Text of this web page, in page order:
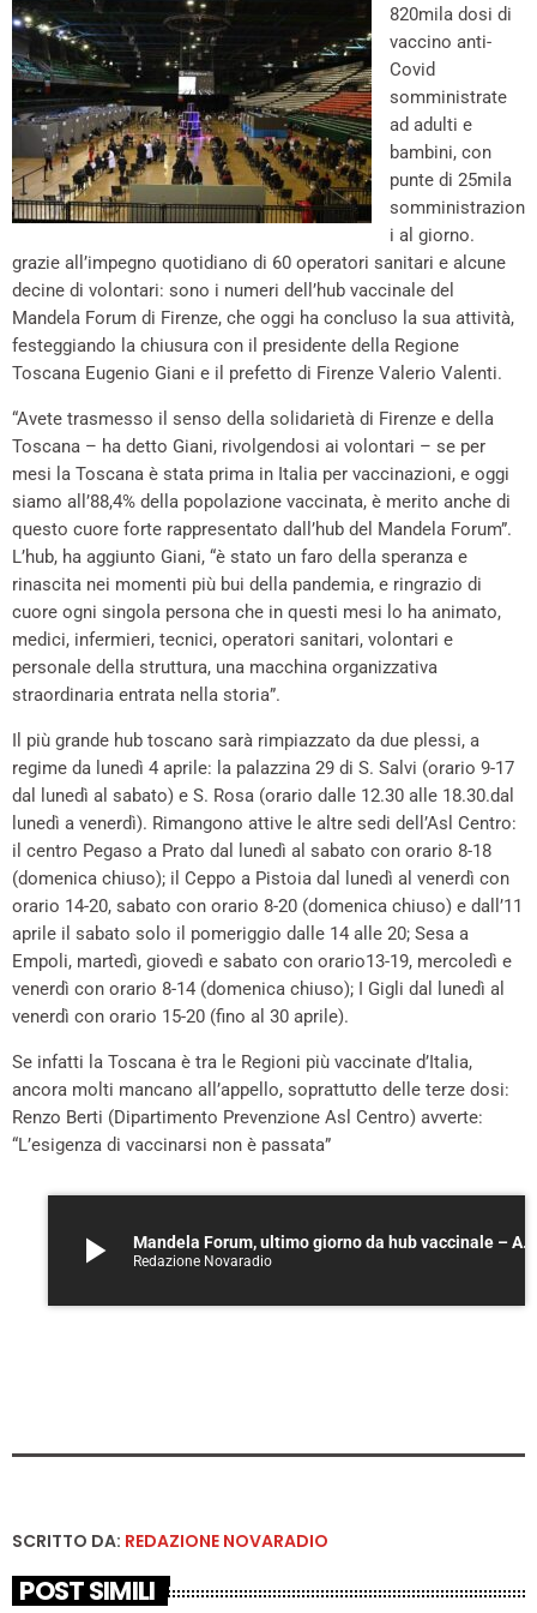
820mila dosi di
vaccino anti-
Covid
somministrate
ad adulti e
bambini, con
punte di 25mila
somministrazion
i al giorno.
grazie all’impegno quotidiano di 60 operatori sanitari e alcune
decine di volontari: sono i numeri dell’hub vaccinale del
Mandela Forum di Firenze, che oggi ha concluso la sua attività,
festeggiando la chiusura con il presidente della Regione
Toscana Eugenio Giani e il prefetto di Firenze Valerio Valenti.
“Avete trasmesso il senso della solidarietà di Firenze e della
Toscana – ha detto Giani, rivolgendosi ai volontari – se per
mesi la Toscana è stata prima in Italia per vaccinazioni, e oggi
siamo all’88,4% della popolazione vaccinata, è merito anche di
questo cuore forte rappresentato dall’hub del Mandela Forum”.
L’hub, ha aggiunto Giani, “è stato un faro della speranza e
rinascita nei momenti più bui della pandemia, e ringrazio di
cuore ogni singola persona che in questi mesi lo ha animato,
medici, infermieri, tecnici, operatori sanitari, volontari e
personale della struttura, una macchina organizzativa
straordinaria entrata nella storia”.
Il più grande hub toscano sarà rimpiazzato da due plessi, a
regime da lunedì 4 aprile: la palazzina 29 di S. Salvi (orario 9-17
dal lunedì al sabato) e S. Rosa (orario dalle 12.30 alle 18.30.dal
lunedì a venerdì). Rimangono attive le altre sedi dell’Asl Centro:
il centro Pegaso a Prato dal lunedì al sabato con orario 8-18
(domenica chiuso); il Ceppo a Pistoia dal lunedì al venerdì con
orario 14-20, sabato con orario 8-20 (domenica chiuso) e dall’11
aprile il sabato solo il pomeriggio dalle 14 alle 20; Sesa a
Empoli, martedì, giovedì e sabato con orario13-19, mercoledì e
venerdì con orario 8-14 (domenica chiuso); I Gigli dal lunedì al
venerdì con orario 15-20 (fino al 30 aprile).
Se infatti la Toscana è tra le Regioni più vaccinate d’Italia,
ancora molti mancano all’appello, soprattutto delle terze dosi:
Renzo Berti (Dipartimento Prevenzione Asl Centro) avverte:
“L’esigenza di vaccinarsi non è passata”
play_arrow Mandela Forum, ultimo giorno da hub vaccinale – ASCOLTA
Redazione Novaradio
SCRITTO DA: REDAZIONE NOVARADIO
POST SIMILI